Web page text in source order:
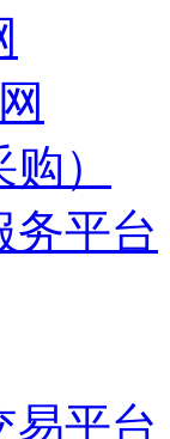
）
务平台
易平台